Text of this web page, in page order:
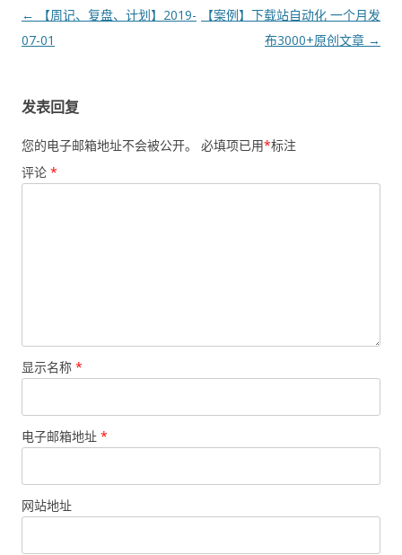
文
章
←
【周记、复盘、计划】2019-
07-01
【案例】下载站自动化 一个月发
布3000+原创文章 →
发表回复
您的电子邮箱地址不会被公开。 必填项已用*标注
评论 *
显示名称 *
电子邮箱地址 *
网站地址